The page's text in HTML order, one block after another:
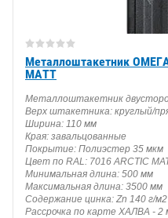
Металлоштакетник
MATT
Металлоштакетник
Верх штакетника: круглый/
Ширина: 110 мм
Края: завальцованные
Покрытие: Полиэстер 35 мкм
Цвет по RAL: 7016 ARCTIC
Минимальная длина: 500 мм
Максимальная длина: 3500 мм
Содержание цинка: Zn 140 г/м2
Рассрочка по карте ХАЛВА - 2